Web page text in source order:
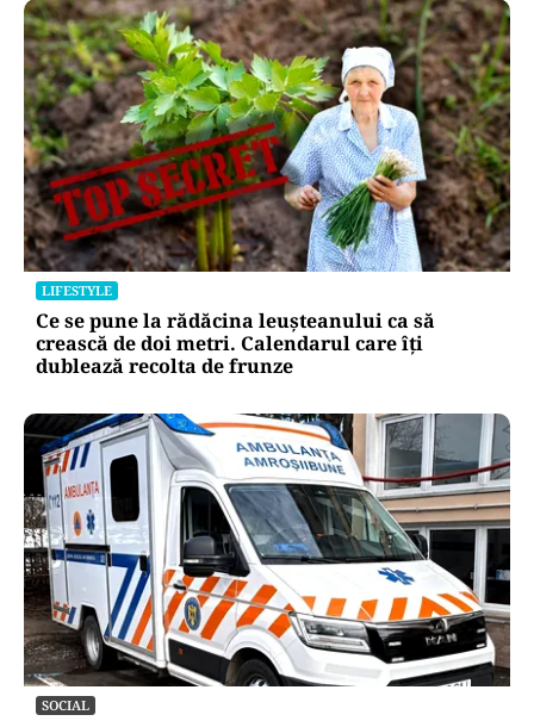
LIFESTYLE
Ce se pune la rădăcina leușteanului ca să
crească de doi metri. Calendarul care îți
dublează recolta de frunze
SOCIAL